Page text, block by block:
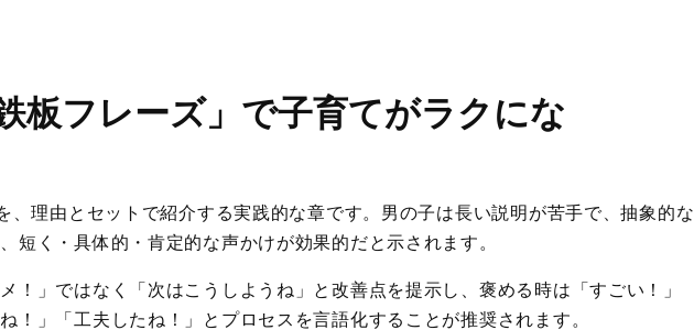
鉄板フレーズ」で子育てがラクにな
、理由とセットで紹介する実践的な章です。男の子は長い説明が苦手で、抽象的な
短く・具体的・肯定的な声かけが効果的だと示されます。
！」ではなく「次はこうしようね」と改善点を提示し、褒める時は「すごい！」
！」「工夫したね！」とプロセスを言語化することが推奨されます。